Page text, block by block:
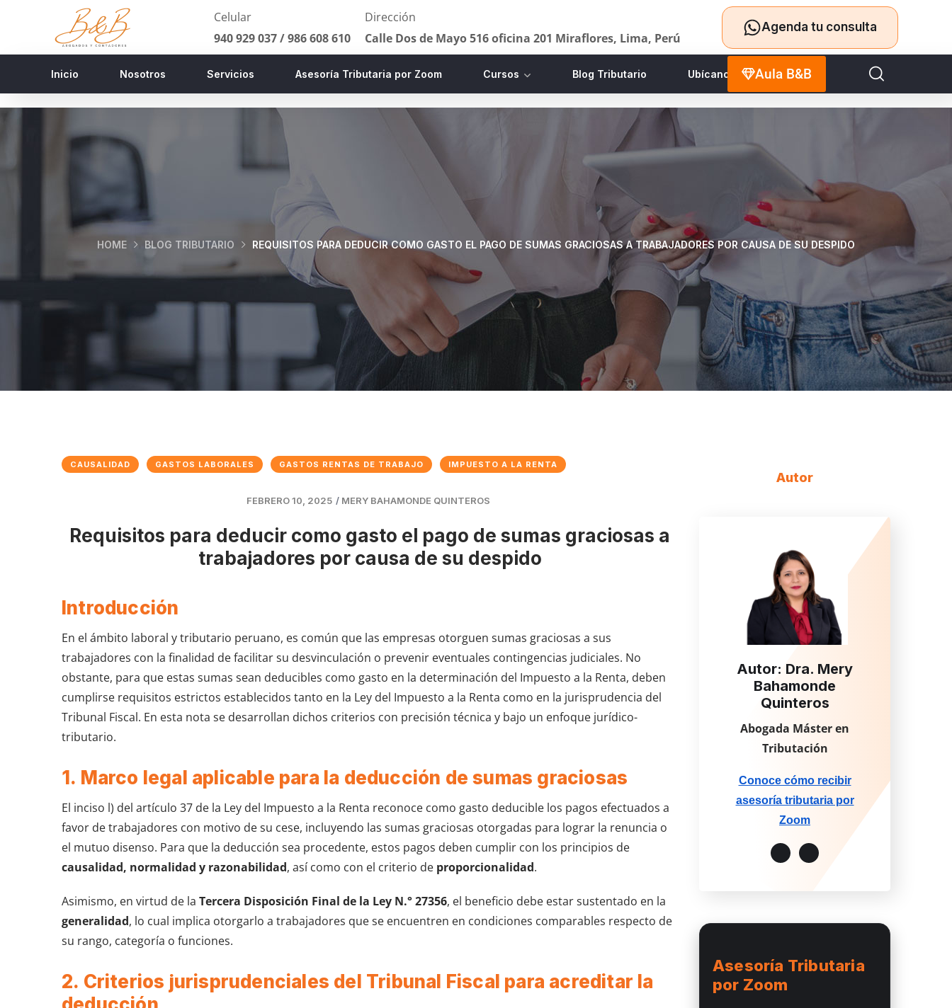
Celular
940 929 037 /986 608 610
Dirección
Calle Dos de Mayo 516 oficina 201 Miraflores, Lima, Perú
Agenda tu consulta
Inicio Nosotros Servicios Asesoría Tributaria por Zoom Cursos Blog Tributario Ubícanos Aula B&B
HOME BLOG TRIBUTARIO REQUISITOS PARA DEDUCIR COMO GASTO EL PAGO DE SUMAS GRACIOSAS A TRABAJADORES POR CAUSA DE SU DESPIDO
CAUSALIDAD GASTOS LABORALES GASTOS RENTAS DE TRABAJO IMPUESTO A LA RENTA
FEBRERO 10, 2025 / MERY BAHAMONDE QUINTEROS
Requisitos para deducir como gasto el pago de sumas graciosas a
trabajadores por causa de su despido
Introducción
En el ámbito laboral y tributario peruano, es común que las empresas otorguen sumas graciosas a sus
trabajadores con la finalidad de facilitar su desvinculación o prevenir eventuales contingencias judiciales. No
obstante, para que estas sumas sean deducibles como gasto en la determinación del Impuesto a la Renta, deben
cumplirse requisitos estrictos establecidos tanto en la Ley del Impuesto a la Renta como en la jurisprudencia del
Tribunal Fiscal. En esta nota se desarrollan dichos criterios con precisión técnica y bajo un enfoque jurídico-
tributario.
1. Marco legal aplicable para la deducción de sumas graciosas
El inciso l) del artículo 37 de la Ley del Impuesto a la Renta reconoce como gasto deducible los pagos efectuados a
favor de trabajadores con motivo de su cese, incluyendo las sumas graciosas otorgadas para lograr la renuncia o
el mutuo disenso. Para que la deducción sea procedente, estos pagos deben cumplir con los principios de
causalidad, normalidad y razonabilidad, así como con el criterio de proporcionalidad.
Asimismo, en virtud de la Tercera Disposición Final de la Ley N.° 27356, el beneficio debe estar sustentado en la
generalidad, lo cual implica otorgarlo a trabajadores que se encuentren en condiciones comparables respecto de
su rango, categoría o funciones.
2. Criterios jurisprudenciales del Tribunal Fiscal para acreditar la
Autor
Autor: Dra. Mery
Bahamonde
Quinteros
Abogada Máster en
Tributación
Conoce cómo recibir
asesoría tributaria por
Zoom
Asesoría Tributaria
por Zoom